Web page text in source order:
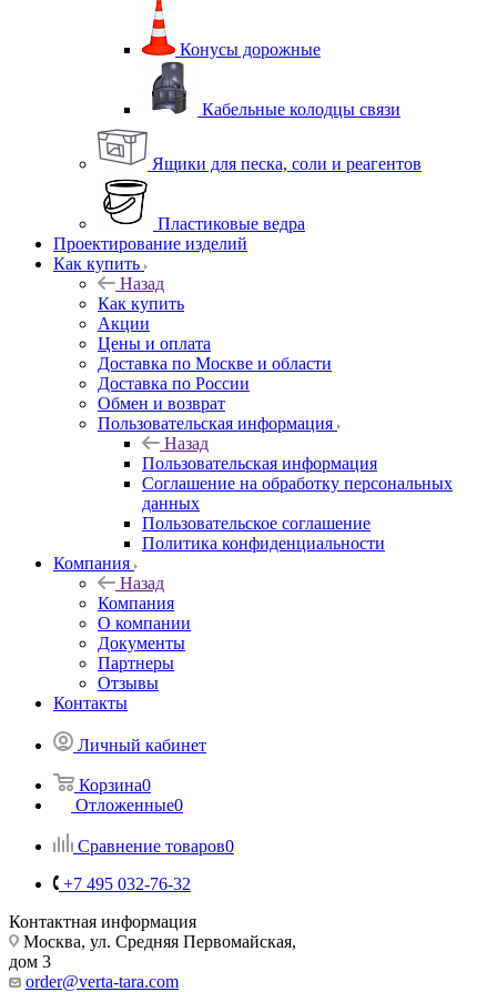
Конусы дорожные
Кабельные колодцы связи
Ящики для песка, соли и реагентов
Пластиковые ведра
Проектирование изделий
Как купить
Назад
Как купить
Акции
Цены и оплата
Доставка по Москве и области
Доставка по России
Обмен и возврат
Пользовательская информация
Назад
Пользовательская информация
Соглашение на обработку персональных
данных
Пользовательское соглашение
Политика конфиденциальности
Компания
Назад
Компания
О компании
Документы
Партнеры
Отзывы
Контакты
Личный кабинет
Корзина0
Отложенные0
Сравнение товаров0
+7 495 032-76-32
Контактная информация
Москва, ул. Средняя Первомайская,
дом 3
order@verta-tara.com